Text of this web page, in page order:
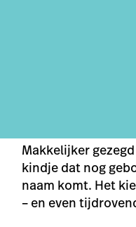
Makkelijker
kindje dat nog
naam komt. Het
– en even